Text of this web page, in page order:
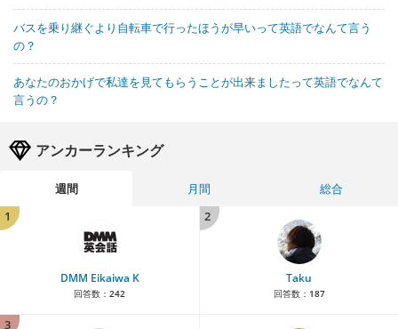
バスを乗り継ぐより自転車で行ったほうが早いって英語でなんて言う
の？
あなたのおかげで私達を見てもらうことが出来ましたって英語でなんて
言うの？
アンカーランキング
週間 月間
総合
1
DMM Eikaiwa K
回答数： 242
2
Taku
回答数： 187
3